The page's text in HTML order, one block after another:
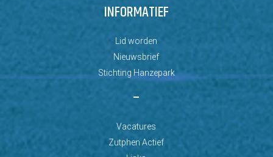
INFORMATIEF
Lid worden
Nieuwsbrief
Stichting Hanzepark
–
Vacatures
Zutphen Actief